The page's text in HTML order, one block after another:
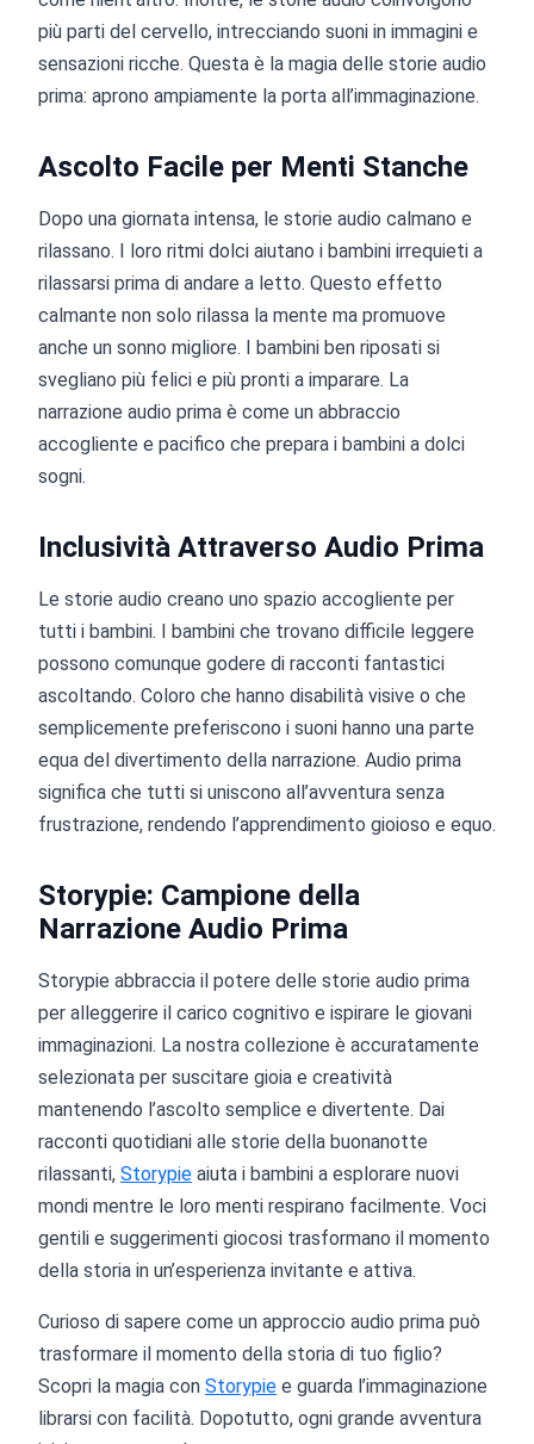
più parti del cervello, intrecciando suoni in immagini e
sensazioni ricche. Questa è la magia delle storie audio
prima: aprono ampiamente la porta all’immaginazione.
Ascolto Facile per Menti Stanche
Dopo una giornata intensa, le storie audio calmano e
rilassano. I loro ritmi dolci aiutano i bambini irrequieti a
rilassarsi prima di andare a letto. Questo effetto
calmante non solo rilassa la mente ma promuove
anche un sonno migliore. I bambini ben riposati si
svegliano più felici e più pronti a imparare. La
narrazione audio prima è come un abbraccio
accogliente e pacifico che prepara i bambini a dolci
sogni.
Inclusività Attraverso Audio Prima
Le storie audio creano uno spazio accogliente per
tutti i bambini. I bambini che trovano difficile leggere
possono comunque godere di racconti fantastici
ascoltando. Coloro che hanno disabilità visive o che
semplicemente preferiscono i suoni hanno una parte
equa del divertimento della narrazione. Audio prima
significa che tutti si uniscono all’avventura senza
frustrazione, rendendo l’apprendimento gioioso e equo.
Storypie: Campione della
Narrazione Audio Prima
Storypie abbraccia il potere delle storie audio prima
per alleggerire il carico cognitivo e ispirare le giovani
immaginazioni. La nostra collezione è accuratamente
selezionata per suscitare gioia e creatività
mantenendo l’ascolto semplice e divertente. Dai
racconti quotidiani alle storie della buonanotte
rilassanti, Storypie aiuta i bambini a esplorare nuovi
mondi mentre le loro menti respirano facilmente. Voci
gentili e suggerimenti giocosi trasformano il momento
della storia in un’esperienza invitante e attiva.
Curioso di sapere come un approccio audio prima può
trasformare il momento della storia di tuo figlio?
Scopri la magia con Storypie e guarda l’immaginazione
librarsi con facilità. Dopotutto, ogni grande avventura